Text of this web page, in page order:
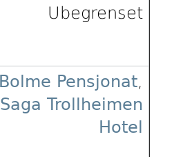
Ubegrenset
Bolme Pensjonat,
Saga Trollheimen
Hotel